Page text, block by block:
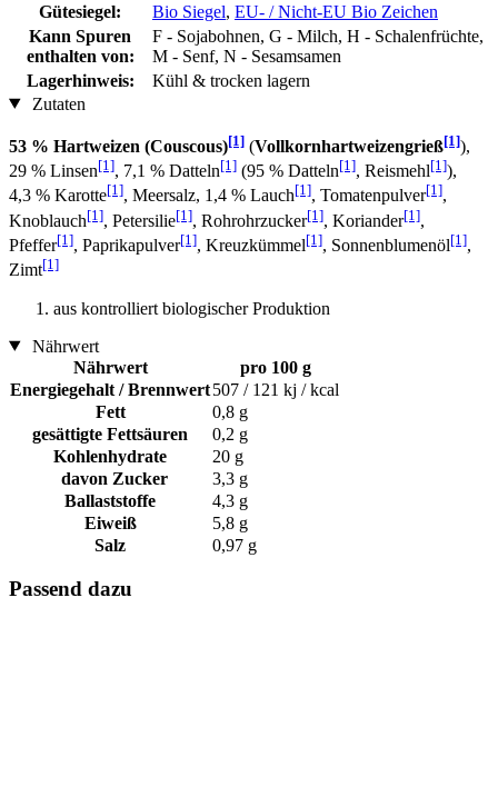
Gütesiegel:
Bio Siegel, EU- / Nicht-EU Bio Zeichen
Kann Spuren
enthalten von:
F - Sojabohnen, G - Milch, H - Schalenfrüchte,
M - Senf, N - Sesamsamen
Lagerhinweis:
Kühl & trocken lagern
Zutaten
53 % Hartweizen (Couscous)[1] (Vollkornhartweizengrieß[1]),
29 % Linsen[1], 7,1 % Datteln[1] (95 % Datteln[1], Reismehl[1]),
4,3 % Karotte[1], Meersalz, 1,4 % Lauch[1], Tomatenpulver[1],
Knoblauch[1], Petersilie[1], Rohrohrzucker[1], Koriander[1],
Pfeffer[1], Paprikapulver[1], Kreuzkümmel[1], Sonnenblumenöl[1],
Zimt[1]
aus kontrolliert biologischer Produktion
Nährwert
Nährwert
pro 100 g
Energiegehalt / Brennwert507 / 121 kj / kcal
Fett
0,8 g
gesättigte Fettsäuren
0,2 g
Kohlenhydrate
20 g
davon Zucker
3,3 g
Ballaststoffe
4,3 g
Eiweiß
5,8 g
Salz
0,97 g
Passend dazu